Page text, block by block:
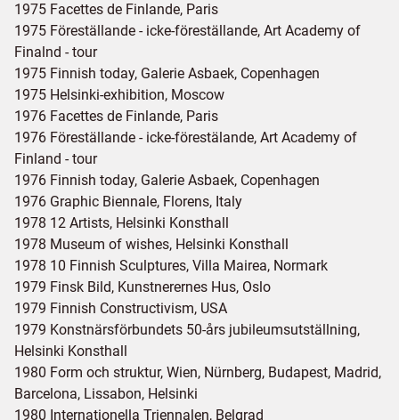
1975 Facettes de Finlande, Paris
1975 Föreställande - icke-föreställande, Art Academy of
Finalnd - tour
1975 Finnish today, Galerie Asbaek, Copenhagen
1975 Helsinki-exhibition, Moscow
1976 Facettes de Finlande, Paris
1976 Föreställande - icke-förestälande, Art Academy of
Finland - tour
1976 Finnish today, Galerie Asbaek, Copenhagen
1976 Graphic Biennale, Florens, Italy
1978 12 Artists, Helsinki Konsthall
1978 Museum of wishes, Helsinki Konsthall
1978 10 Finnish Sculptures, Villa Mairea, Normark
1979 Finsk Bild, Kunstnerernes Hus, Oslo
1979 Finnish Constructivism, USA
1979 Konstnärsförbundets 50-års jubileumsutställning,
Helsinki Konsthall
1980 Form och struktur, Wien, Nürnberg, Budapest, Madrid,
Barcelona, Lissabon, Helsinki
1980 Internationella Triennalen, Belgrad